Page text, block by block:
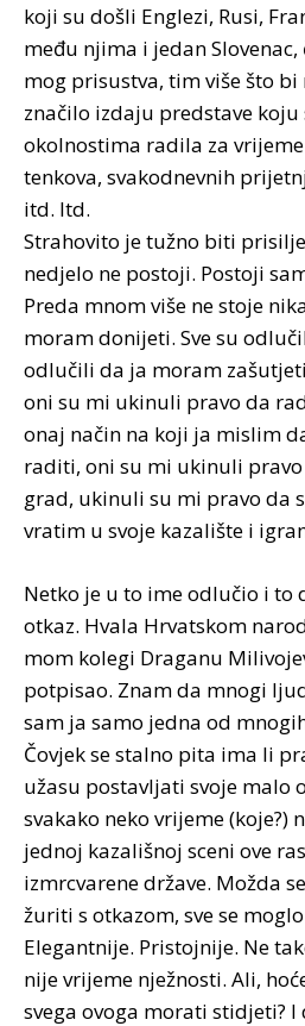
koji su došli Englezi, Rusi,
među njima i jedan
mog prisustva, tim više što
značilo izdaju predstave
okolnostima radila za
tenkova, svakodnevnih
itd. Itd.
Strahovito je tužno biti
nedjelo ne postoji. Postoji
Preda mnom više ne stoje
moram donijeti. Sve su
odlučili da ja moram
oni su mi ukinuli pravo da
onaj način na koji ja mislim
raditi, oni su mi ukinuli
grad, ukinuli su mi pravo da
vratim u svoje kazalište i
Netko je u to ime odlučio i to
otkaz. Hvala Hrvatskom
mom kolegi Draganu
potpisao. Znam da mnogi
sam ja samo jedna od
Čovjek se stalno pita ima li
užasu postavljati svoje malo
svakako neko vrijeme (koje?)
jednoj kazališnoj sceni ove
izmrcvarene države. Možda
žuriti s otkazom, sve se
Elegantnije. Pristojnije. Ne
nije vrijeme nježnosti. Ali,
svega ovoga morati stidjeti?